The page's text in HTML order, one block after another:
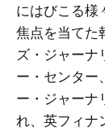
にはびこる様
焦点を当てた
ズ・ジャーナ
ー・センター
ー・ジャーナ
れ、英フィナ